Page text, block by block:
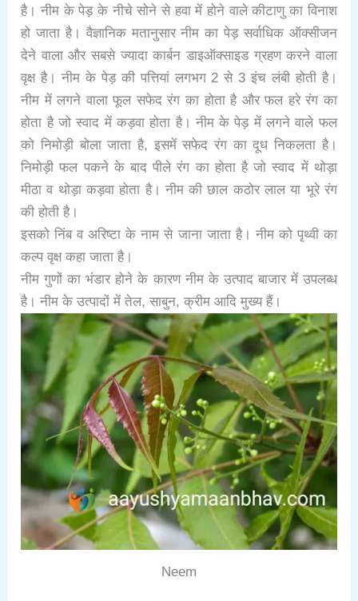
है। नीम के पेड़ के नीचे सोने से हवा में होने वाले कीटाणु का विनाश
हो जाता है। वैज्ञानिक मतानुसार नीम का पेड़ सर्वाधिक ऑक्सीजन
देने वाला और सबसे ज्यादा कार्बन डाइऑक्साइड ग्रहण करने वाला
वृक्ष है। नीम के पेड़ की पत्तियां लगभग 2 से 3 इंच लंबी होती है।
नीम में लगने वाला फूल सफेद रंग का होता है और फल हरे रंग का
होता है जो स्वाद में कड़वा होता है। नीम के पेड़ में लगने वाले फल
को निमोड़ी बोला जाता है, इसमें सफेद रंग का दूध निकलता है।
निमोड़ी फल पकने के बाद पीले रंग का होता है जो स्वाद में थोड़ा
मीठा व थोड़ा कड़वा होता है। नीम की छाल कठोर लाल या भूरे रंग
की होती है।
इसको निंब व अरिष्टा के नाम से जाना जाता है। नीम को पृथ्वी का
कल्प वृक्ष कहा जाता है।
नीम गुणों का भंडार होने के कारण नीम के उत्पाद बाजार में उपलब्ध
है। नीम के उत्पादों में तेल, साबुन, क्रीम आदि मुख्य हैं।
Neem